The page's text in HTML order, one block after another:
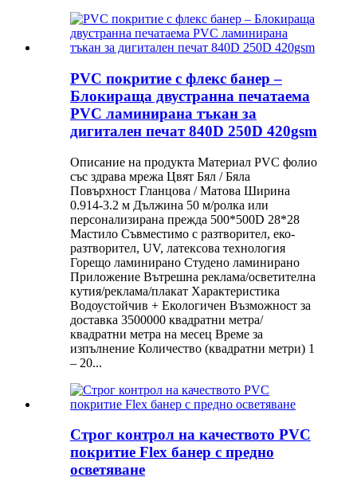
PVC покритие с флекс банер –
Блокираща двустранна печатаема
PVC ламинирана тъкан за
дигитален печат 840D 250D 420gsm
Описание на продукта Материал PVC фолио
със здрава мрежа Цвят Бял / Бяла
Повърхност Гланцова / Матова Ширина
0.914-3.2 м Дължина 50 м/ролка или
персонализирана прежда 500*500D 28*28
Мастило Съвместимо с разтворител, еко-
разтворител, UV, латексова технология
Горещо ламинирано Студено ламинирано
Приложение Вътрешна реклама/осветителна
кутия/реклама/плакат Характеристика
Водоустойчив + Екологичен Възможност за
доставка 3500000 квадратни метра/
квадратни метра на месец Време за
изпълнение Количество (квадратни метри) 1
– 20...
Строг контрол на качеството PVC
покритие Flex банер с предно
осветяване